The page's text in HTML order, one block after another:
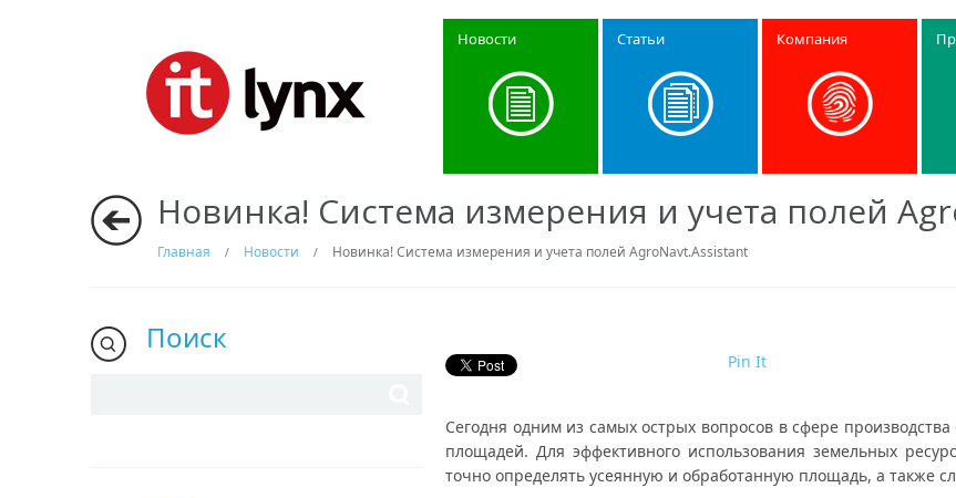
Новости Статьи Компания
Новинка! Система измерения и учета полей
Главная / Новости / Новинка! Система измерения и учета полей AgroNavt.Assistant
Поиск
Pin It
Сегодня одним из самых острых вопросов в сфере
площадей. Для эффективного использования земельных
точно определять усеянную и обработанную площадь, а также